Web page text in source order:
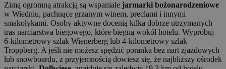
Zimą ogromną atrakcją są wspaniałe jarmarki bożonarodzeniowe
w Wiedniu, pachnące grzanym winem, preclami i innymi
smakołykami. Osoby aktywne docenią kilka dobrze utrzymanych
tras narciarstwa biegowego, które biegną wokół hotelu. Wypróbuj
6-kilometrowy szlak Wienerberg lub 4-kilometrowy szlak
Troppberg. A jeśli nie możesz spędzić poranka bez nart zjazdowych
lub snowboardu, z przyjemnością dowiesz się, że najbliższy ośrodek